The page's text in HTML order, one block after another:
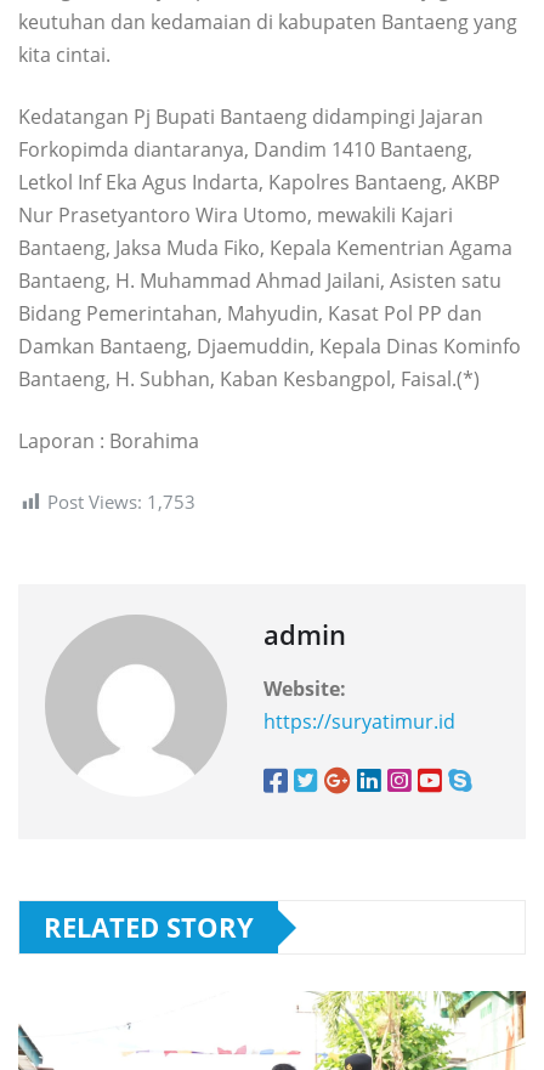
keutuhan dan kedamaian di kabupaten Bantaeng yang
kita cintai.
Kedatangan Pj Bupati Bantaeng didampingi Jajaran
Forkopimda diantaranya, Dandim 1410 Bantaeng,
Letkol Inf Eka Agus Indarta, Kapolres Bantaeng, AKBP
Nur Prasetyantoro Wira Utomo, mewakili Kajari
Bantaeng, Jaksa Muda Fiko, Kepala Kementrian Agama
Bantaeng, H. Muhammad Ahmad Jailani, Asisten satu
Bidang Pemerintahan, Mahyudin, Kasat Pol PP dan
Damkan Bantaeng, Djaemuddin, Kepala Dinas Kominfo
Bantaeng, H. Subhan, Kaban Kesbangpol, Faisal.(*)
Laporan : Borahima
Post Views: 1,753
admin
Website:
https://suryatimur.id
RELATED STORY